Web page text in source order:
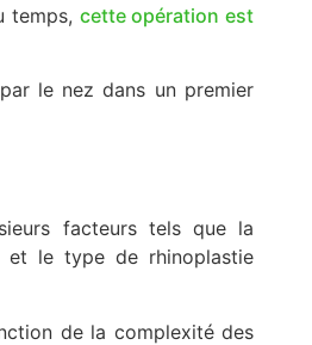
temps, cette opération est
le nez dans un premier
facteurs tels que la
et le type de rhinoplastie
de la complexité des